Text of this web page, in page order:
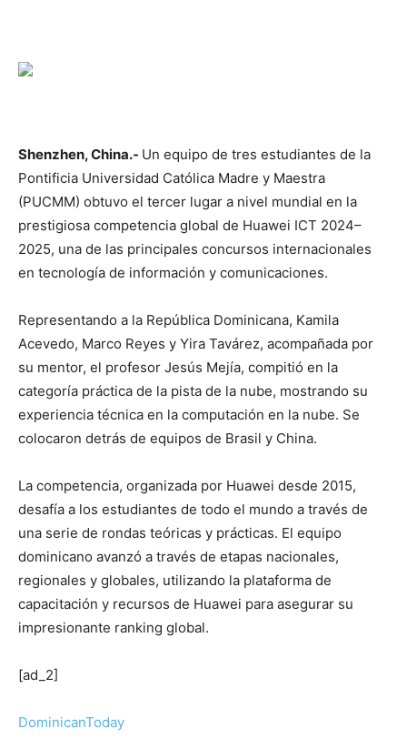
Shenzhen, China.- Un equipo de tres estudiantes de la
Pontificia Universidad Católica Madre y Maestra
(PUCMM) obtuvo el tercer lugar a nivel mundial en la
prestigiosa competencia global de Huawei ICT 2024–
2025, una de las principales concursos internacionales
en tecnología de información y comunicaciones.
Representando a la República Dominicana, Kamila
Acevedo, Marco Reyes y Yira Tavárez, acompañada por
su mentor, el profesor Jesús Mejía, compitió en la
categoría práctica de la pista de la nube, mostrando su
experiencia técnica en la computación en la nube. Se
colocaron detrás de equipos de Brasil y China.
La competencia, organizada por Huawei desde 2015,
desafía a los estudiantes de todo el mundo a través de
una serie de rondas teóricas y prácticas. El equipo
dominicano avanzó a través de etapas nacionales,
regionales y globales, utilizando la plataforma de
capacitación y recursos de Huawei para asegurar su
impresionante ranking global.
[ad_2]
DominicanToday